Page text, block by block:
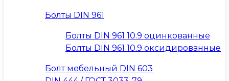
Болты DIN 961
Болты DIN 961 10.9 оцинкованные
Болты DIN 961 10.9 оксидированные
Болт мебельный DIN 603